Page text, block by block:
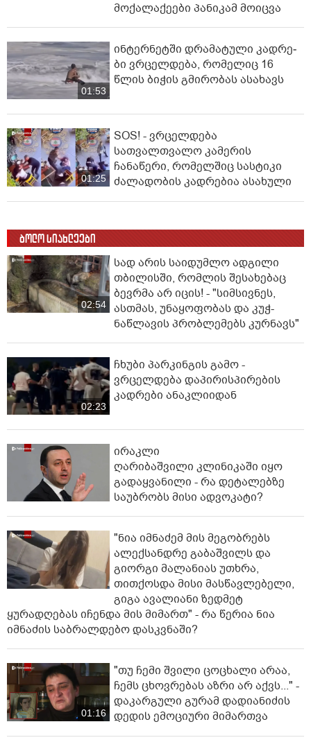
მოქალაქეები პანიკამ მოიცვა
01:53
ინ­ტერ­ნეტ­ში დრა­მა­ტუ­ლი კად­რე­
ბი ვრცელდება, რომელიც 16
წლის ბიჭის გმირობას ასახავს
01:25
SOS! - ვრცელდება
სათვალთვალო კამერის
ჩანაწერი, რომელშიც სასტიკი
ძალადობის კადრებია ასახული
ბოლო სიახლეები
02:54
სად არის საიდუმლო ადგილი
თბილისში, რომლის შესახებაც
ბევრმა არ იცის! - "სიმსივნეს,
ასთმას, უნაყოფობას და კუჭ-
ნაწლავის პრობლემებს კურნავს"
02:23
ჩხუბი პარკინგის გამო -
ვრცელდება დაპირისპირების
კადრები ანაკლიიდან
ირაკლი
ღარიბაშვილი კლინიკაში იყო
გადაყვანილი - რა დეტალებზე
საუბრობს მისი ადვოკატი?
"ნია იმნაძემ მის მეგობრებს
ალექსანდრე გაბაშვილს და
გიორგი მალანიას უთხრა,
თითქოსდა მისი მასწავლებელი,
გიგა ავალიანი ზედმეტ
ყურადღებას იჩენდა მის მიმართ" - რა წერია ნია
იმნაძის საბრალდებო დასკვნაში?
01:16
"თუ ჩემი შვილი ცოცხალი არაა,
ჩემს ცხოვრებას აზრი არ აქვს..." -
დაკარგული გურამ დადიანიძის
დედის ემოციური მიმართვა